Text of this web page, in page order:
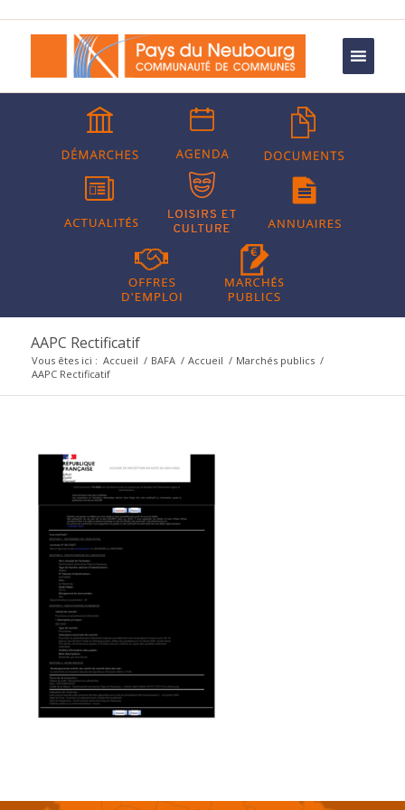
AAPC Rectificatif
Vous êtes ici : Accueil / BAFA / Accueil / Marchés publics /
AAPC Rectificatif